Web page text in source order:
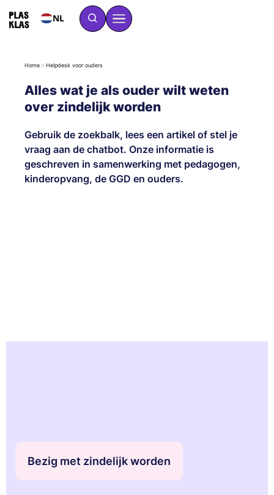
NL
Home Helpdesk voor ouders
Alles wat je als ouder wilt weten
over zindelijk worden
Gebruik de zoekbalk, lees een artikel of stel je
vraag aan de chatbot. Onze informatie is
geschreven in samenwerking met pedagogen,
kinderopvang, de GGD en ouders.
Bezig met zindelijk worden